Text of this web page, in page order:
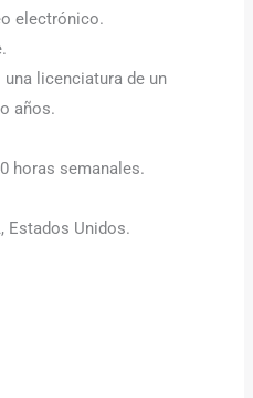
electrónico.
licenciatura de un
años.
horas semanales.
Estados Unidos.